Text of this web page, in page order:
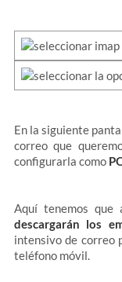
En la siguiente
correo que
configurarla como
Aquí tenemos que
descargarán los
intensivo de correo
teléfono móvil.